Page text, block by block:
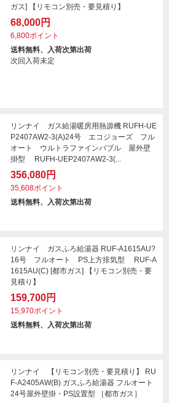
ガス] 【リモコン別売・要見積り】
68,000円
6,800ポイント
送料無料、入荷次第出荷
次回入荷未定
リンナイ ガス給湯暖房用熱源機 RUFH-UE
P2407AW2-3(A)24号 エコジョーズ フル
オート ウルトラファインバブル 屋外壁
掛型 RUFH-UEP2407AW2-3(...
356,080円
35,608ポイント
送料無料、入荷次第出荷
リンナイ ガスふろ給湯器 RUF-A1615AU?
16号 フルオート PS上方排気型 RUF-A
1615AU(C) [都市ガス] 【リモコン別売・要
見積り】
159,700円
15,970ポイント
送料無料、入荷次第出荷
リンナイ 【リモコン別売・要見積り】 RU
F-A2405AW(B) ガスふろ給湯器 フルオート
24号屋外壁掛・PS設置型 ［都市ガス］